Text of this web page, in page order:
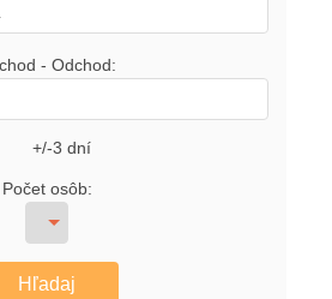
- Odchod:
+/-3 dní
Počet osôb:
Hľadaj